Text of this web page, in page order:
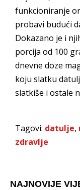
funkcioniranje
probavi budući
Dokazano je i
porcija od 100
dnevne doze
koju slatku
slatkiše i ostale
Tagovi: datulje,
zdravlje
NAJNOVIJE